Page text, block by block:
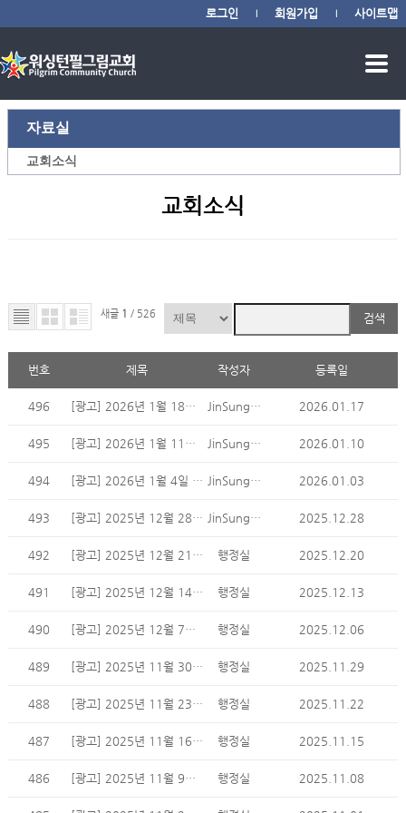
로그인 회원가입 사이트맵
자료실
교회소식
교회소식
새글 1 / 526 검색
번호 제목 작성자 등록일
496 [광고] 2026년 1월 18일 주일 광고 JinSung Min 2026.01.17
495 [광고] 2026년 1월 11일 주일 광고 JinSung Min 2026.01.10
494 [광고] 2026년 1월 4일 주일 광고 JinSung Min 2026.01.03
493 [광고] 2025년 12월 28일 주일 광고 JinSung Min 2025.12.28
492 [광고] 2025년 12월 21일 주일 광고 행정실 2025.12.20
491 [광고] 2025년 12월 14일 주일 광고 행정실 2025.12.13
490 [광고] 2025년 12월 7일 주일 광고 행정실 2025.12.06
489 [광고] 2025년 11월 30일 주일 광고 행정실 2025.11.29
488 [광고] 2025년 11월 23일 주일 광고 행정실 2025.11.22
487 [광고] 2025년 11월 16일 주일 광고 행정실 2025.11.15
486 [광고] 2025년 11월 9일 주일 광고 행정실 2025.11.08